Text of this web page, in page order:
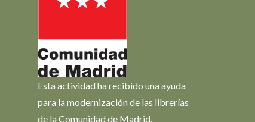
Esta actividad ha recibido una ayuda
para la modernización de las librerías
de la Comunidad de Madrid.